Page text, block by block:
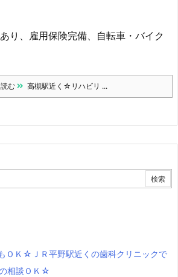
り、雇用保険完備、自転車・バイク
む 高槻駅近く☆リハビリ ...
ＯＫ☆ＪＲ平野駅近くの歯科クリニックで
相談ＯＫ☆